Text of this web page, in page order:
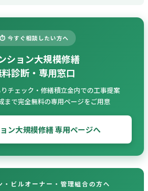
⏱️ 今すぐ相談したい方へ
ション大規模修繕
診断・専用窓口
チェック・修繕積立金内での工事提案
まで完全無料の専用ページをご用意
ン大規模修繕 専用ページへ
・ビルオーナー・管理組合の方へ